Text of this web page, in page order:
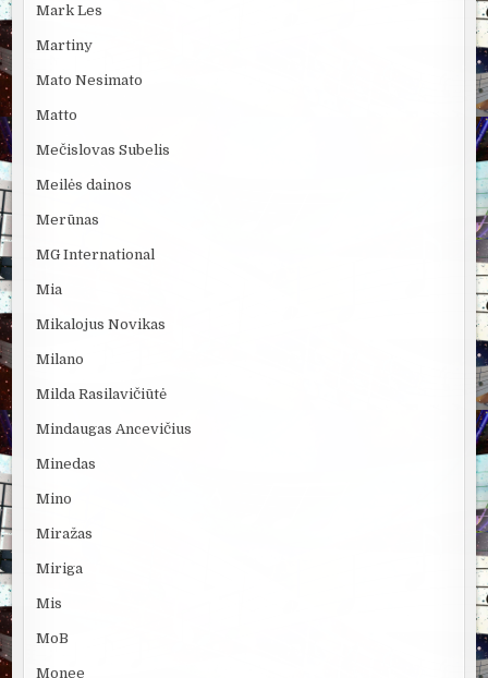
Mark Les
Martiny
Mato Nesimato
Matto
Mečislovas Subelis
Meilės dainos
Merūnas
MG International
Mia
Mikalojus Novikas
Milano
Milda Rasilavičiūtė
Mindaugas Ancevičius
Minedas
Mino
Miražas
Miriga
Mis
MoB
Monee